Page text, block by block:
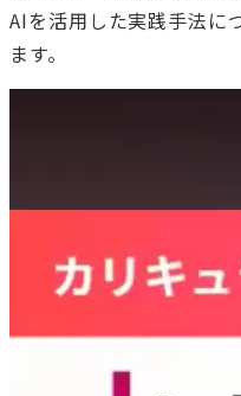
AIを活用した実践手法に
ます。